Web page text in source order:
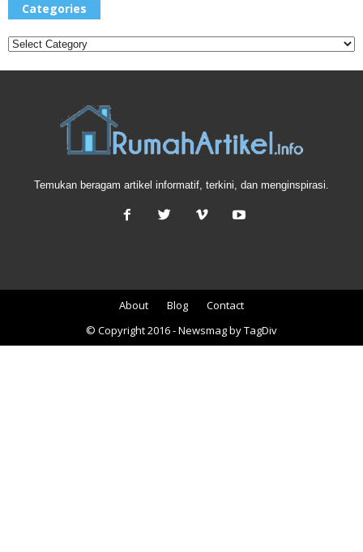
Categories
Temukan beragam artikel informatif, terkini, dan menginspirasi.
About Blog
Contact
© Copyright 2016 - Newsmag by TagDiv